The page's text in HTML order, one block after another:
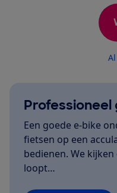
Een goede e-bike
fietsen op een
bedienen. We
loopt…